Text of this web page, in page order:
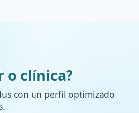
o clínica?
con un perfil optimizado